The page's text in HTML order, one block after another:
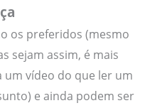
os preferidos (mesmo
sejam assim, é mais
vídeo do que ler um
e ainda podem ser